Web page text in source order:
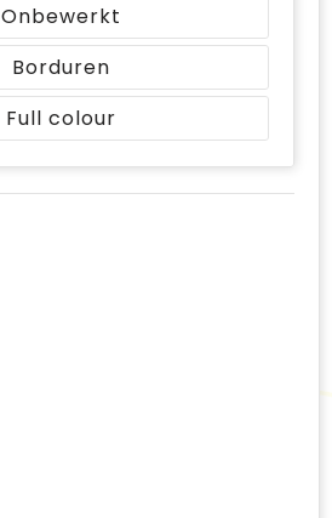
Onbewerkt
Borduren
Full colour